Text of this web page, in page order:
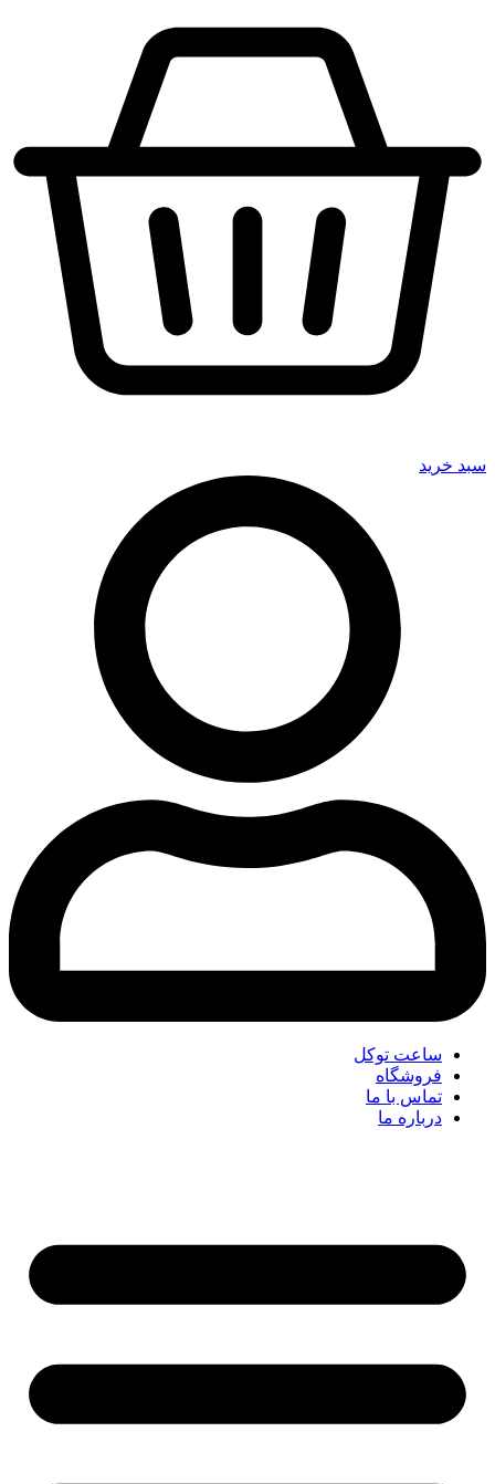
سبد خرید
ساعت توکل
فروشگاه
تماس با ما
درباره ما